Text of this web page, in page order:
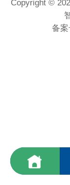
Copyright ©
备案